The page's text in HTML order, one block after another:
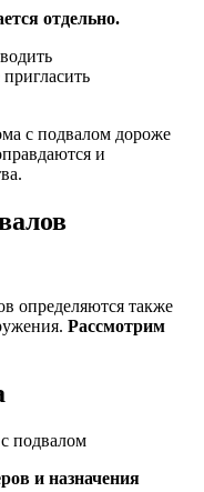
отдельно.
с подвалом дороже
и
определяются также
Рассмотрим
подвалом
и назначения